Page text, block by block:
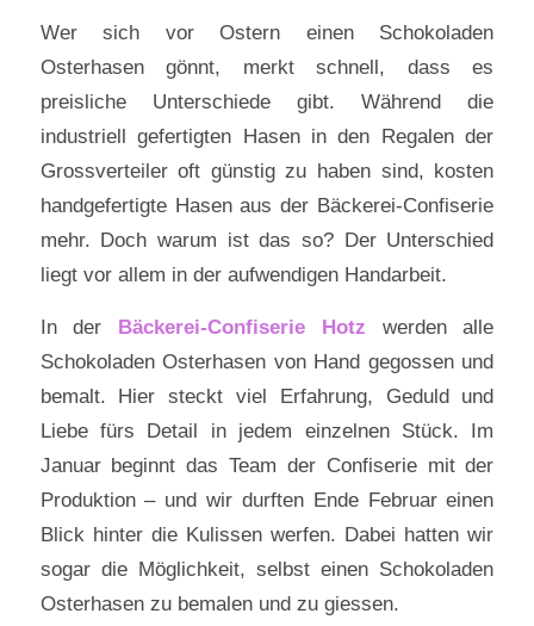
Wer sich vor Ostern einen Schokoladen
Osterhasen gönnt, merkt schnell, dass es
preisliche Unterschiede gibt. Während die
industriell gefertigten Hasen in den Regalen der
Grossverteiler oft günstig zu haben sind, kosten
handgefertigte Hasen aus der Bäckerei-Confiserie
mehr. Doch warum ist das so? Der Unterschied
liegt vor allem in der aufwendigen Handarbeit.
In der Bäckerei-Confiserie Hotz werden alle
Schokoladen Osterhasen von Hand gegossen und
bemalt. Hier steckt viel Erfahrung, Geduld und
Liebe fürs Detail in jedem einzelnen Stück. Im
Januar beginnt das Team der Confiserie mit der
Produktion – und wir durften Ende Februar einen
Blick hinter die Kulissen werfen. Dabei hatten wir
sogar die Möglichkeit, selbst einen Schokoladen
Osterhasen zu bemalen und zu giessen.